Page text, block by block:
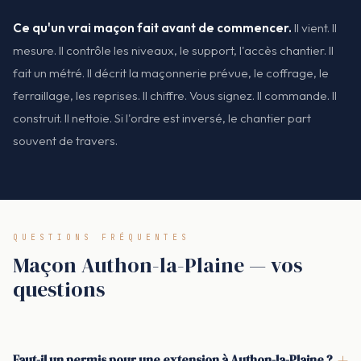
Ce qu'un vrai maçon fait avant de commencer. Il vient. Il
mesure. Il contrôle les niveaux, le support, l'accès chantier. Il
fait un métré. Il décrit la maçonnerie prévue, le coffrage, le
ferraillage, les reprises. Il chiffre. Vous signez. Il commande. Il
construit. Il nettoie. Si l'ordre est inversé, le chantier part
souvent de travers.
QUESTIONS FRÉQUENTES
Maçon Authon-la-Plaine — vos
questions